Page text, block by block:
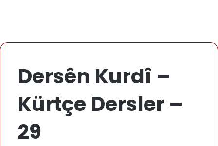
Dersên Kurdî –
Kürtçe Dersler –
29